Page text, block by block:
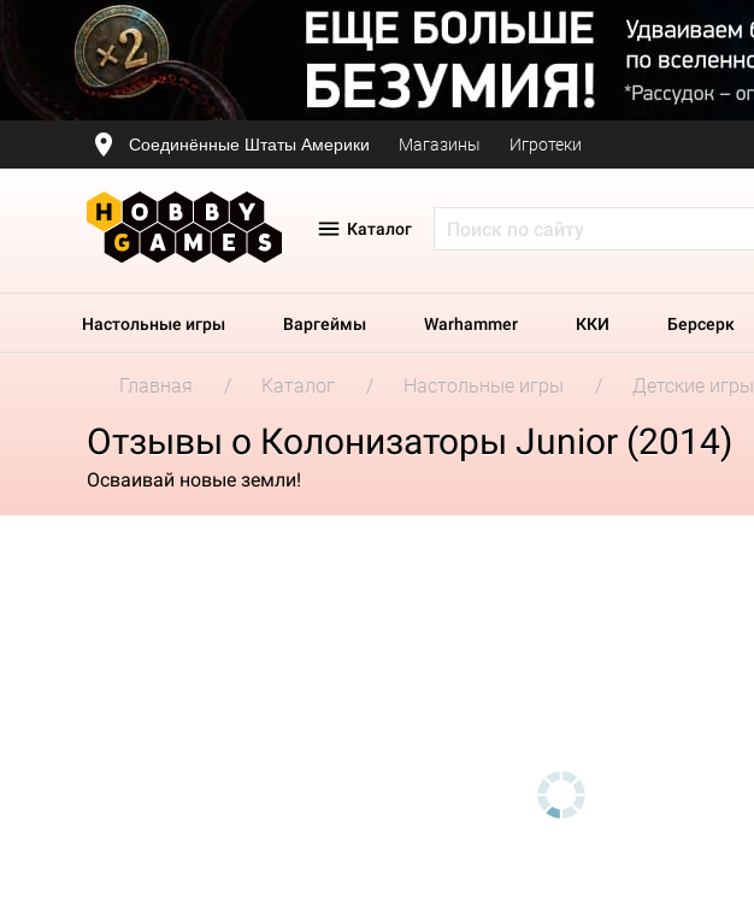
Соединённые Штаты Америки Магазины Игротеки
Каталог
Настольные игры Варгеймы Warhammer ККИ Берсерк
Главная Каталог Настольные игры Детские игры
Отзывы о Колонизаторы Junior (2014)
Осваивай новые земли!